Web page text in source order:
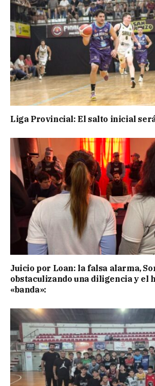
Liga Provincial: El salto inicial
Juicio por Loan: la falsa alarma,
obstaculizando una diligencia y el
«banda»: